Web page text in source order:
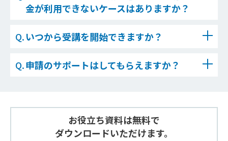
金が利用できないケースはありますか？
いつから受講を開始できますか？
申請のサポートはしてもらえますか？
お役立ち資料は無料で
ダウンロードいただけます。